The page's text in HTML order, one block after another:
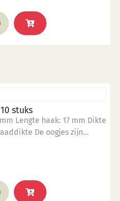
stuks
Lengte haak: 17 mm Dikte
De oogjes zijn
Geschikt om in klei te